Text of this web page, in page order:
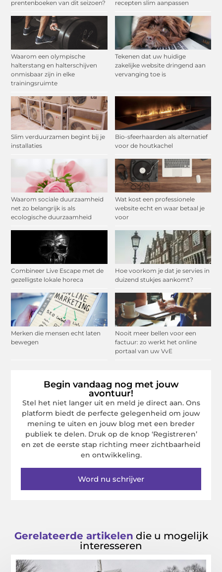
prentenboeken van dit seizoen? recepten slim aanpassen
Waarom een olympische
halterstang en halterschijven
onmisbaar zijn in elke
trainingsruimte
Tekenen dat uw huidige
zakelijke website dringend aan
vervanging toe is
Slim verduurzamen begint bij je
installaties
Bio-sfeerhaarden als alternatief
voor de houtkachel
Waarom sociale duurzaamheid
net zo belangrijk is als
ecologische duurzaamheid
Wat kost een professionele
website echt en waar betaal je
voor
Combineer Live Escape met de
gezelligste lokale horeca
Hoe voorkom je dat je servies in
duizend stukjes aankomt?
Merken die mensen echt laten
bewegen
Nooit meer bellen voor een
factuur: zo werkt het online
portaal van uw VvE
Begin vandaag nog met jouw
avontuur!
Stel het niet langer uit en meld je direct aan. Ons
platform biedt de perfecte gelegenheid om jouw
mening te uiten en jouw blog met een breder
publiek te delen. Druk op de knop ‘Registreren’
en zet de eerste stap richting meer zichtbaarheid
en ontwikkeling.
Word nu schrijver
Gerelateerde artikelen die u mogelijk
interesseren